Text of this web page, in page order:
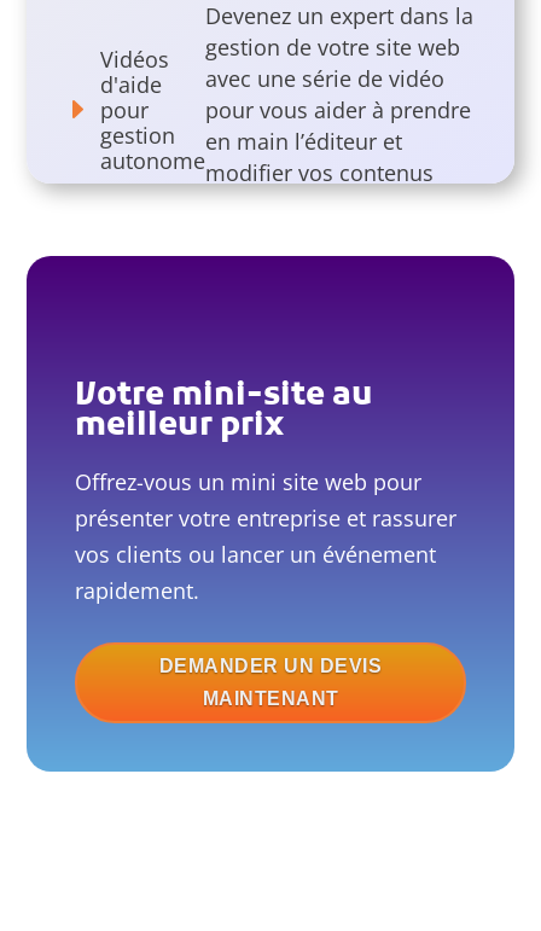
E
Vidéos
d'aide
pour
gestion
autonome
Devenez un expert dans la
gestion de votre site web
avec une série de vidéo
pour vous aider à prendre
en main l’éditeur et
modifier vos contenus
vous même

Délai
moyen :
2 à 3
semaines
Votre mini site web est
mis en ligne sous 2 à 3
semaine en fonction de la
complexité de conception
et des éventuelles
Votre mini-site au
meilleur prix
Offrez-vous un mini site web pour
présenter votre entreprise et rassurer
vos clients ou lancer un événement
rapidement.
DEMANDER UN DEVIS
MAINTENANT